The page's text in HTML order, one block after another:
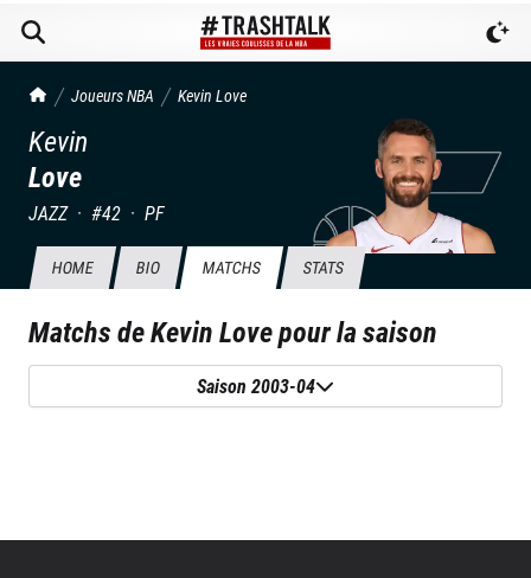
TrashTalk Actu NBA
Joueurs NBA Kevin Love
Kevin
Love
JAZZ · #42 · PF
HOME BIO MATCHS STATS
Matchs deKevin Lovepour la saison
Saison 2003-04